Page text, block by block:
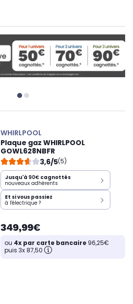
WHIRLPOOL
Plaque gaz WHIRLPOOL
GOWL628NBFR
3,6/5(5)
Jusqu'à 90€ cagnottés
nouveaux adhérents
Et si vous passiez
à l'électrique ?
349,99€
ou 4x par carte bancaire 96,25€
puis 3x 87,50